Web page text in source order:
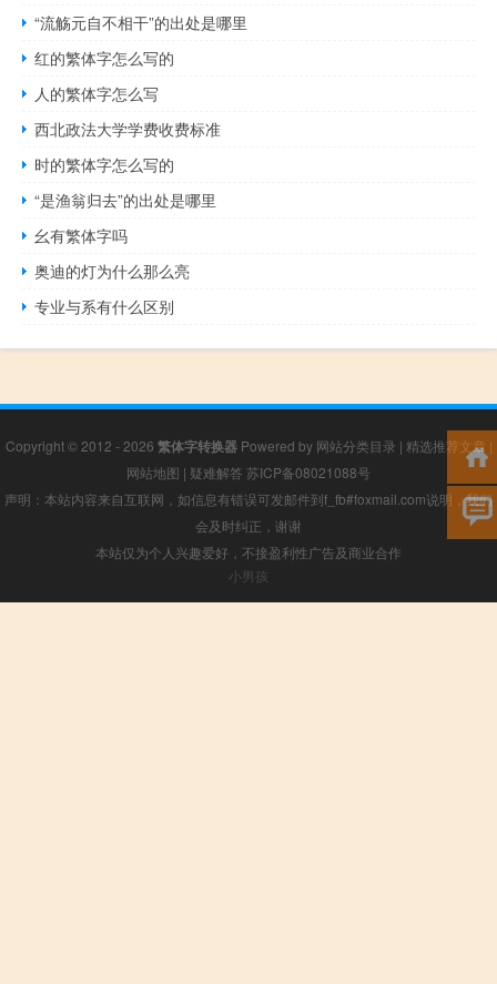
“流觞元自不相干”的出处是哪里
红的繁体字怎么写的
人的繁体字怎么写
西北政法大学学费收费标准
时的繁体字怎么写的
“是渔翁归去”的出处是哪里
幺有繁体字吗
奥迪的灯为什么那么亮
专业与系有什么区别
Copyright © 2012 - 2026 繁体字转换器Powered by 网站分类目录 | 精选推荐文章 |
网站地图 | 疑难解答 苏ICP备08021088号
声明：本站内容来自互联网，如信息有错误可发邮件到f_fb#foxmail.com说明，我们
会及时纠正，谢谢
本站仅为个人兴趣爱好，不接盈利性广告及商业合作
小男孩